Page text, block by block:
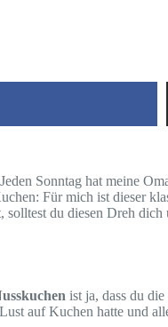
Sonntag hat meine
Für mich ist dieser
solltest du diesen Dreh
ist ja, dass du
auf Kuchen hatte und